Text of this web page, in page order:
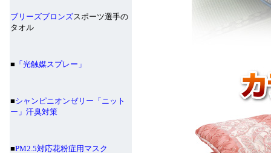
ブリーズブロンズスポーツ選手の
タオル
■ 「光触媒スプレー」
■シャンピニオンゼリー「ニット
ー」汗臭対策
■PM2.5対応花粉症用マスク